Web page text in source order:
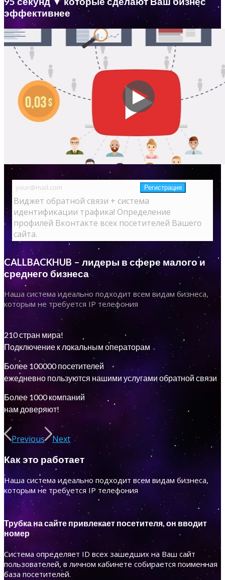
эффективнее
Виджет обратной связи + система
идентификации трафика! Определение
профилей Вконтакте всех посетителей Вашего
сайта.
CALLBACKHUB – лидеры в сфере малого и
среднего бизнеса
Наша система идеально подходит всем видам бизнеса,
которым не требуется IP телефония
210 стран мира!
Подключение к локальным операторам
Более 100000 посетителей
ежедневно пользуются нашими услугами обратной связи
Более 1000 компаний
нам доверяют!
Previous
Next
Как это работает
Наша система идеально подходит всем видам бизнеса,
которым не требуется IP телефония
Трубка на сайте привлекает посетителя, он вводит
номер
Система определяет ID всех зашедших на Ваш сайт
пользователей, в личном кабинете собирается поименная
база посетителей.